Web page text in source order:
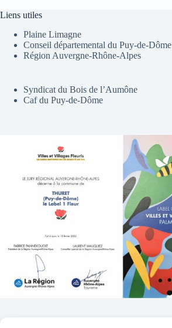
Liens utiles
Plaine Limagne
Conseil départemental du Puy-de-Dôme
Région Auvergne-Rhône-Alpes
Syndicat du Bois de l’Aumône
Caf du Puy-de-Dôme